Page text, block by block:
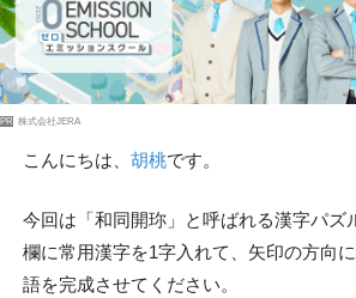
PR 株式会社JERA
こんにちは、 胡桃です。
今回は「和同開珎」と呼ばれる漢字パズ
欄に常用漢字を1字入れて、矢印の方向
語を完成させてください。